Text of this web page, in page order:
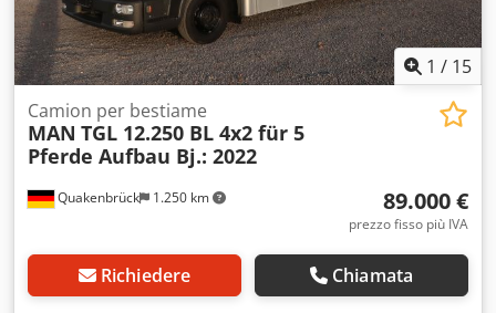
carico * Peso proprio: 2160 kg *
Lunghezza/Larghezza/Altezza [mm] 6260/2550/3150 -----
Numero di riferimento interno: 12151+12152-----Salvo
errori e vendita anticipata
1 / 15
Quakenbrück 1.250 km
Camion per bestiame
MAN TGL 12.250 BL 4x2 für 5
Pferde Aufbau Bj.: 2022
89.000 €
prezzo fisso più IVA
Richiedere Chiamata